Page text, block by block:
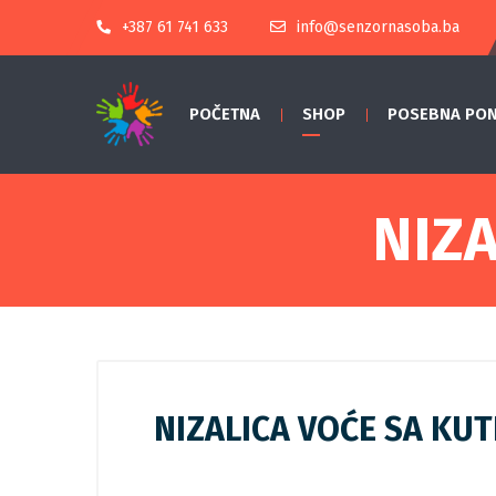
+387 61 741 633 info@senzornasoba.ba
POČETNA SHOP POSEBNA
NIZALICA VOĆE SA